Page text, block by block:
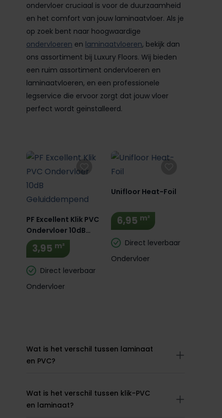
ondervloer cruciaal is voor de duurzaamheid
en het comfort van jouw laminaatvloer. Als je
op zoek bent naar hoogwaardige
ondervloeren en laminaatvloeren, bekijk dan
ons assortiment bij Luxury Floors. Wij bieden
een ruim assortiment ondervloeren en
laminaatvloeren, en een professionele
legservice die ervoor zorgt dat jouw vloer
perfect wordt geïnstalleerd.
PF Excellent Klik PVC
Ondervloer 10dB
Geluiddempend
3,95 m²
Direct leverbaar
Ondervloer
Unifloor Heat-Foil
6,95 m²
Direct leverbaar
Ondervloer
Wat is het verschil tussen laminaat
en PVC?
Wat is het verschil tussen klik-PVC
en laminaat?